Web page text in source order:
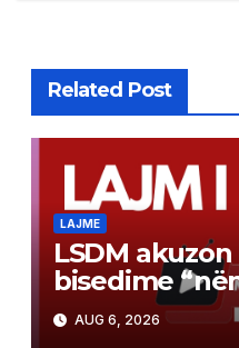
Related Post
LAJME
LSDM
bisedime
nëAUG 6, 2026